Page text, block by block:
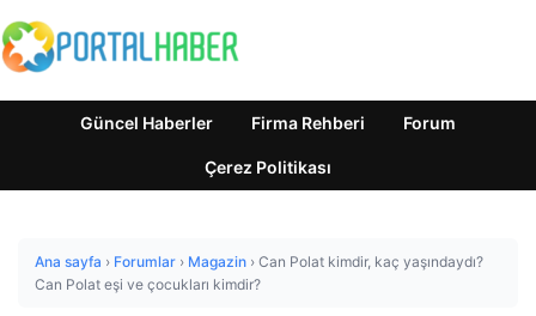
Güncel Haberler Firma Rehberi Forum
Çerez Politikası
Ana sayfa › Forumlar › Magazin › Can Polat kimdir, kaç yaşındaydı?
Can Polat eşi ve çocukları kimdir?